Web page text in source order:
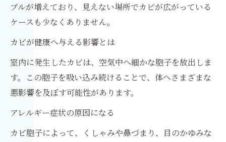
ブルが増えており、見えない場所でカビが広がっている
ケースも少なくありません。
カビが健康へ与える影響とは
室内に発生したカビは、空気中へ細かな胞子を放出しま
す。この胞子を吸い込み続けることで、体へさまざまな
悪影響を及ぼす可能性があります。
アレルギー症状の原因になる
カビ胞子によって、くしゃみや鼻づまり、目のかゆみな